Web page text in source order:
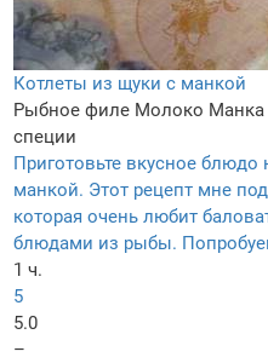
Котлеты из щуки с манкой
Рыбное филе Молоко Манка
специи
Приготовьте вкусное
манкой. Этот рецепт мне
которая очень любит
блюдами из рыбы.
1 ч.
5
5.0
–